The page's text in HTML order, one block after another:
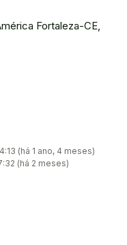
Fortaleza-CE,
(há 1 ano, 4 meses)
(há 2 meses)